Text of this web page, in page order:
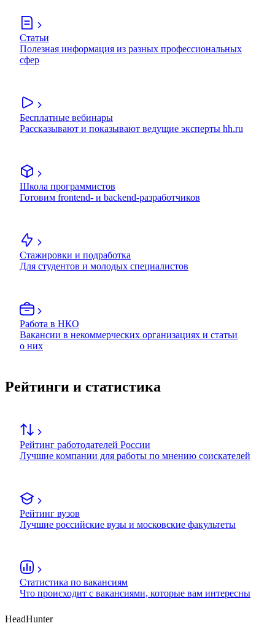
Статьи
Полезная информация из разных профессиональных
сфер
Бесплатные вебинары
Рассказывают и показывают ведущие эксперты hh.ru
Школа программистов
Готовим frontend- и backend-разработчиков
Стажировки и подработка
Для студентов и молодых специалистов
Работа в НКО
Вакансии в некоммерческих организациях и статьи
о них
Рейтинги и статистика
Рейтинг работодателей России
Лучшие компании для работы по мнению соискателей
Рейтинг вузов
Лучшие российские вузы и московские факультеты
Статистика по вакансиям
Что происходит с вакансиями, которые вам интересны
HeadHunter